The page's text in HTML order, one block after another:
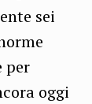
sei
per
oggi